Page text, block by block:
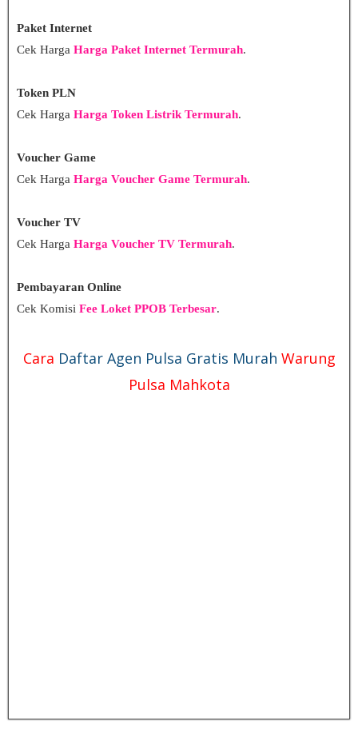
Paket Internet
Cek Harga Harga Paket Internet Termurah.
Token PLN
Cek Harga Harga Token Listrik Termurah.
Voucher Game
Cek Harga Harga Voucher Game Termurah.
Voucher TV
Cek Harga Harga Voucher TV Termurah.
Pembayaran Online
Cek Komisi Fee Loket PPOB Terbesar.
Cara Daftar Agen Pulsa Gratis Murah Warung
Pulsa Mahkota